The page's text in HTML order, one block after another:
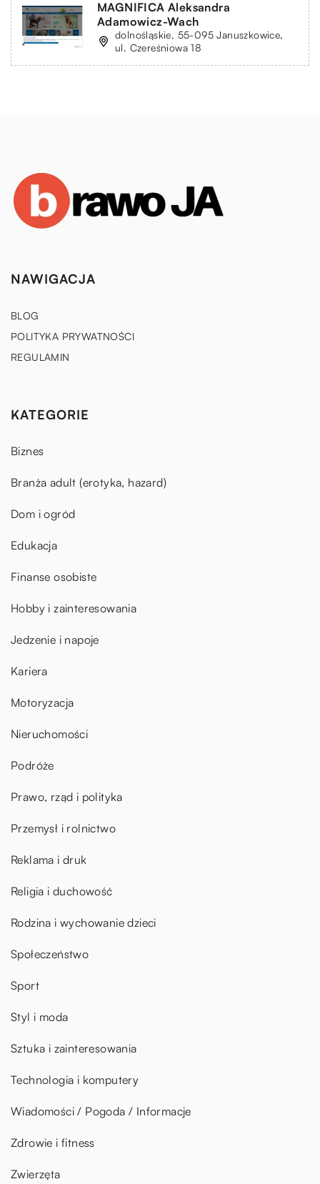
MAGNIFICA Aleksandra
Adamowicz-Wach
dolnośląskie, 55-095 Januszkowice,
ul. Czereśniowa 18
NAWIGACJA
BLOG
POLITYKA PRYWATNOŚCI
REGULAMIN
KATEGORIE
Biznes
Branża adult (erotyka, hazard)
Dom i ogród
Edukacja
Finanse osobiste
Hobby i zainteresowania
Jedzenie i napoje
Kariera
Motoryzacja
Nieruchomości
Podróże
Prawo, rząd i polityka
Przemysł i rolnictwo
Reklama i druk
Religia i duchowość
Rodzina i wychowanie dzieci
Społeczeństwo
Sport
Styl i moda
Sztuka i zainteresowania
Technologia i komputery
Wiadomości / Pogoda / Informacje
Zdrowie i fitness
Zwierzęta